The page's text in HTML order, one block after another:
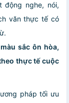
nghe, nói,
văn thực tế có
sắc ôn hòa,
thực tế cuộc
pháp tối ưu